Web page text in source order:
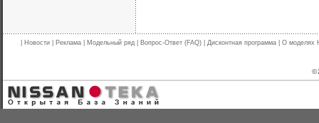
Новости Реклама Модельный ряд Вопрос-Ответ (FAQ) Дисконтная программа О моделях
©